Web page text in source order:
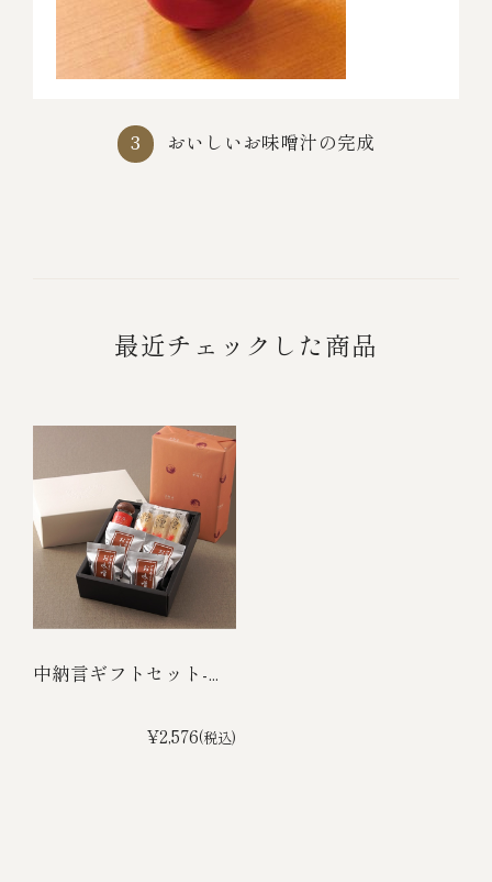
3 おいしいお味噌汁の完成
最近チェックした商品
中納言ギフトセット-...
¥2,576(税込)